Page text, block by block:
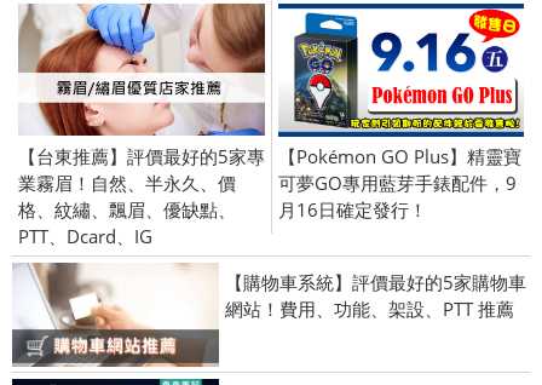
【台東推薦】評價最好的5家專
業霧眉！自然、半永久、價
格、紋繡、飄眉、優缺點、
PTT、Dcard、IG
【Pokémon GO Plus】精靈寶
可夢GO專用藍芽手錶配件，9
月16日確定發行！
【購物車系統】評價最好的5家購物車
網站！費用、功能、架設、PTT 推薦